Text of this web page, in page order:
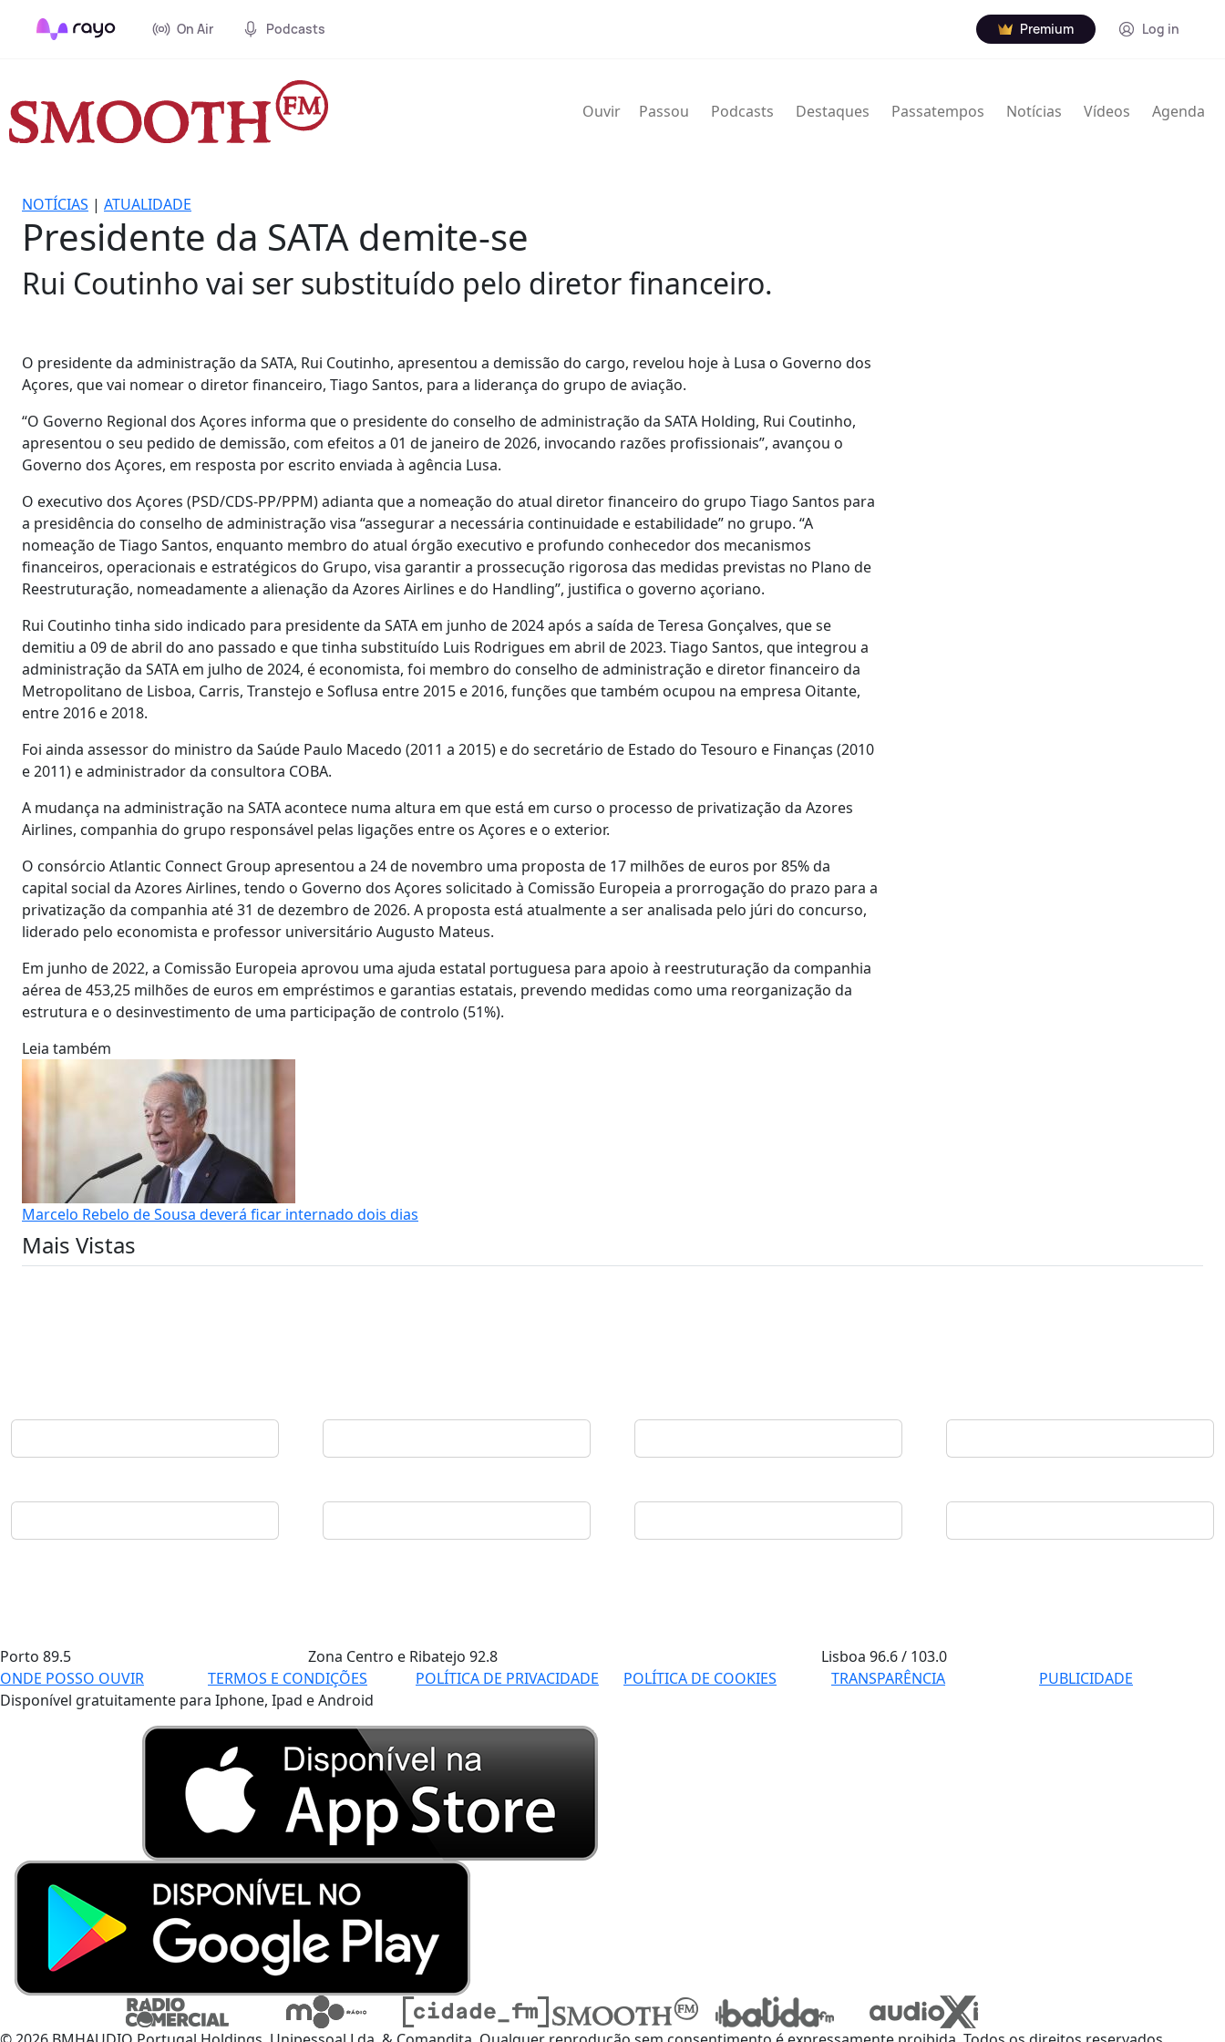
On Air Podcasts Premium Log in
Ouvir Passou Podcasts Destaques Passatempos Notícias Vídeos Agenda
NOTÍCIAS | ATUALIDADE
Presidente da SATA demite-se
Rui Coutinho vai ser substituído pelo diretor financeiro.
O presidente da administração da SATA, Rui Coutinho, apresentou a demissão do cargo, revelou hoje à Lusa o Governo dos
Açores, que vai nomear o diretor financeiro, Tiago Santos, para a liderança do grupo de aviação.
“O Governo Regional dos Açores informa que o presidente do conselho de administração da SATA Holding, Rui Coutinho,
apresentou o seu pedido de demissão, com efeitos a 01 de janeiro de 2026, invocando razões profissionais”, avançou o
Governo dos Açores, em resposta por escrito enviada à agência Lusa.
O executivo dos Açores (PSD/CDS-PP/PPM) adianta que a nomeação do atual diretor financeiro do grupo Tiago Santos para
a presidência do conselho de administração visa “assegurar a necessária continuidade e estabilidade” no grupo. “A
nomeação de Tiago Santos, enquanto membro do atual órgão executivo e profundo conhecedor dos mecanismos
financeiros, operacionais e estratégicos do Grupo, visa garantir a prossecução rigorosa das medidas previstas no Plano de
Reestruturação, nomeadamente a alienação da Azores Airlines e do Handling”, justifica o governo açoriano.
Rui Coutinho tinha sido indicado para presidente da SATA em junho de 2024 após a saída de Teresa Gonçalves, que se
demitiu a 09 de abril do ano passado e que tinha substituído Luis Rodrigues em abril de 2023. Tiago Santos, que integrou a
administração da SATA em julho de 2024, é economista, foi membro do conselho de administração e diretor financeiro da
Metropolitano de Lisboa, Carris, Transtejo e Soflusa entre 2015 e 2016, funções que também ocupou na empresa Oitante,
entre 2016 e 2018.
Foi ainda assessor do ministro da Saúde Paulo Macedo (2011 a 2015) e do secretário de Estado do Tesouro e Finanças (2010
e 2011) e administrador da consultora COBA.
A mudança na administração na SATA acontece numa altura em que está em curso o processo de privatização da Azores
Airlines, companhia do grupo responsável pelas ligações entre os Açores e o exterior.
O consórcio Atlantic Connect Group apresentou a 24 de novembro uma proposta de 17 milhões de euros por 85% da
capital social da Azores Airlines, tendo o Governo dos Açores solicitado à Comissão Europeia a prorrogação do prazo para a
privatização da companhia até 31 de dezembro de 2026. A proposta está atualmente a ser analisada pelo júri do concurso,
liderado pelo economista e professor universitário Augusto Mateus.
Em junho de 2022, a Comissão Europeia aprovou uma ajuda estatal portuguesa para apoio à reestruturação da companhia
aérea de 453,25 milhões de euros em empréstimos e garantias estatais, prevendo medidas como uma reorganização da
estrutura e o desinvestimento de uma participação de controlo (51%).
Leia também
Marcelo Rebelo de Sousa deverá ficar internado dois dias
Mais Vistas
Porto 89.5 Zona Centro e Ribatejo 92.8 Lisboa96.6 / 103.0
ONDE POSSO OUVIR
TERMOS E CONDIÇÕES POLÍTICA DE PRIVACIDADE POLÍTICA DE COOKIES TRANSPARÊNCIA
PUBLICIDADE
Disponível gratuitamente para Iphone, Ipad e Android